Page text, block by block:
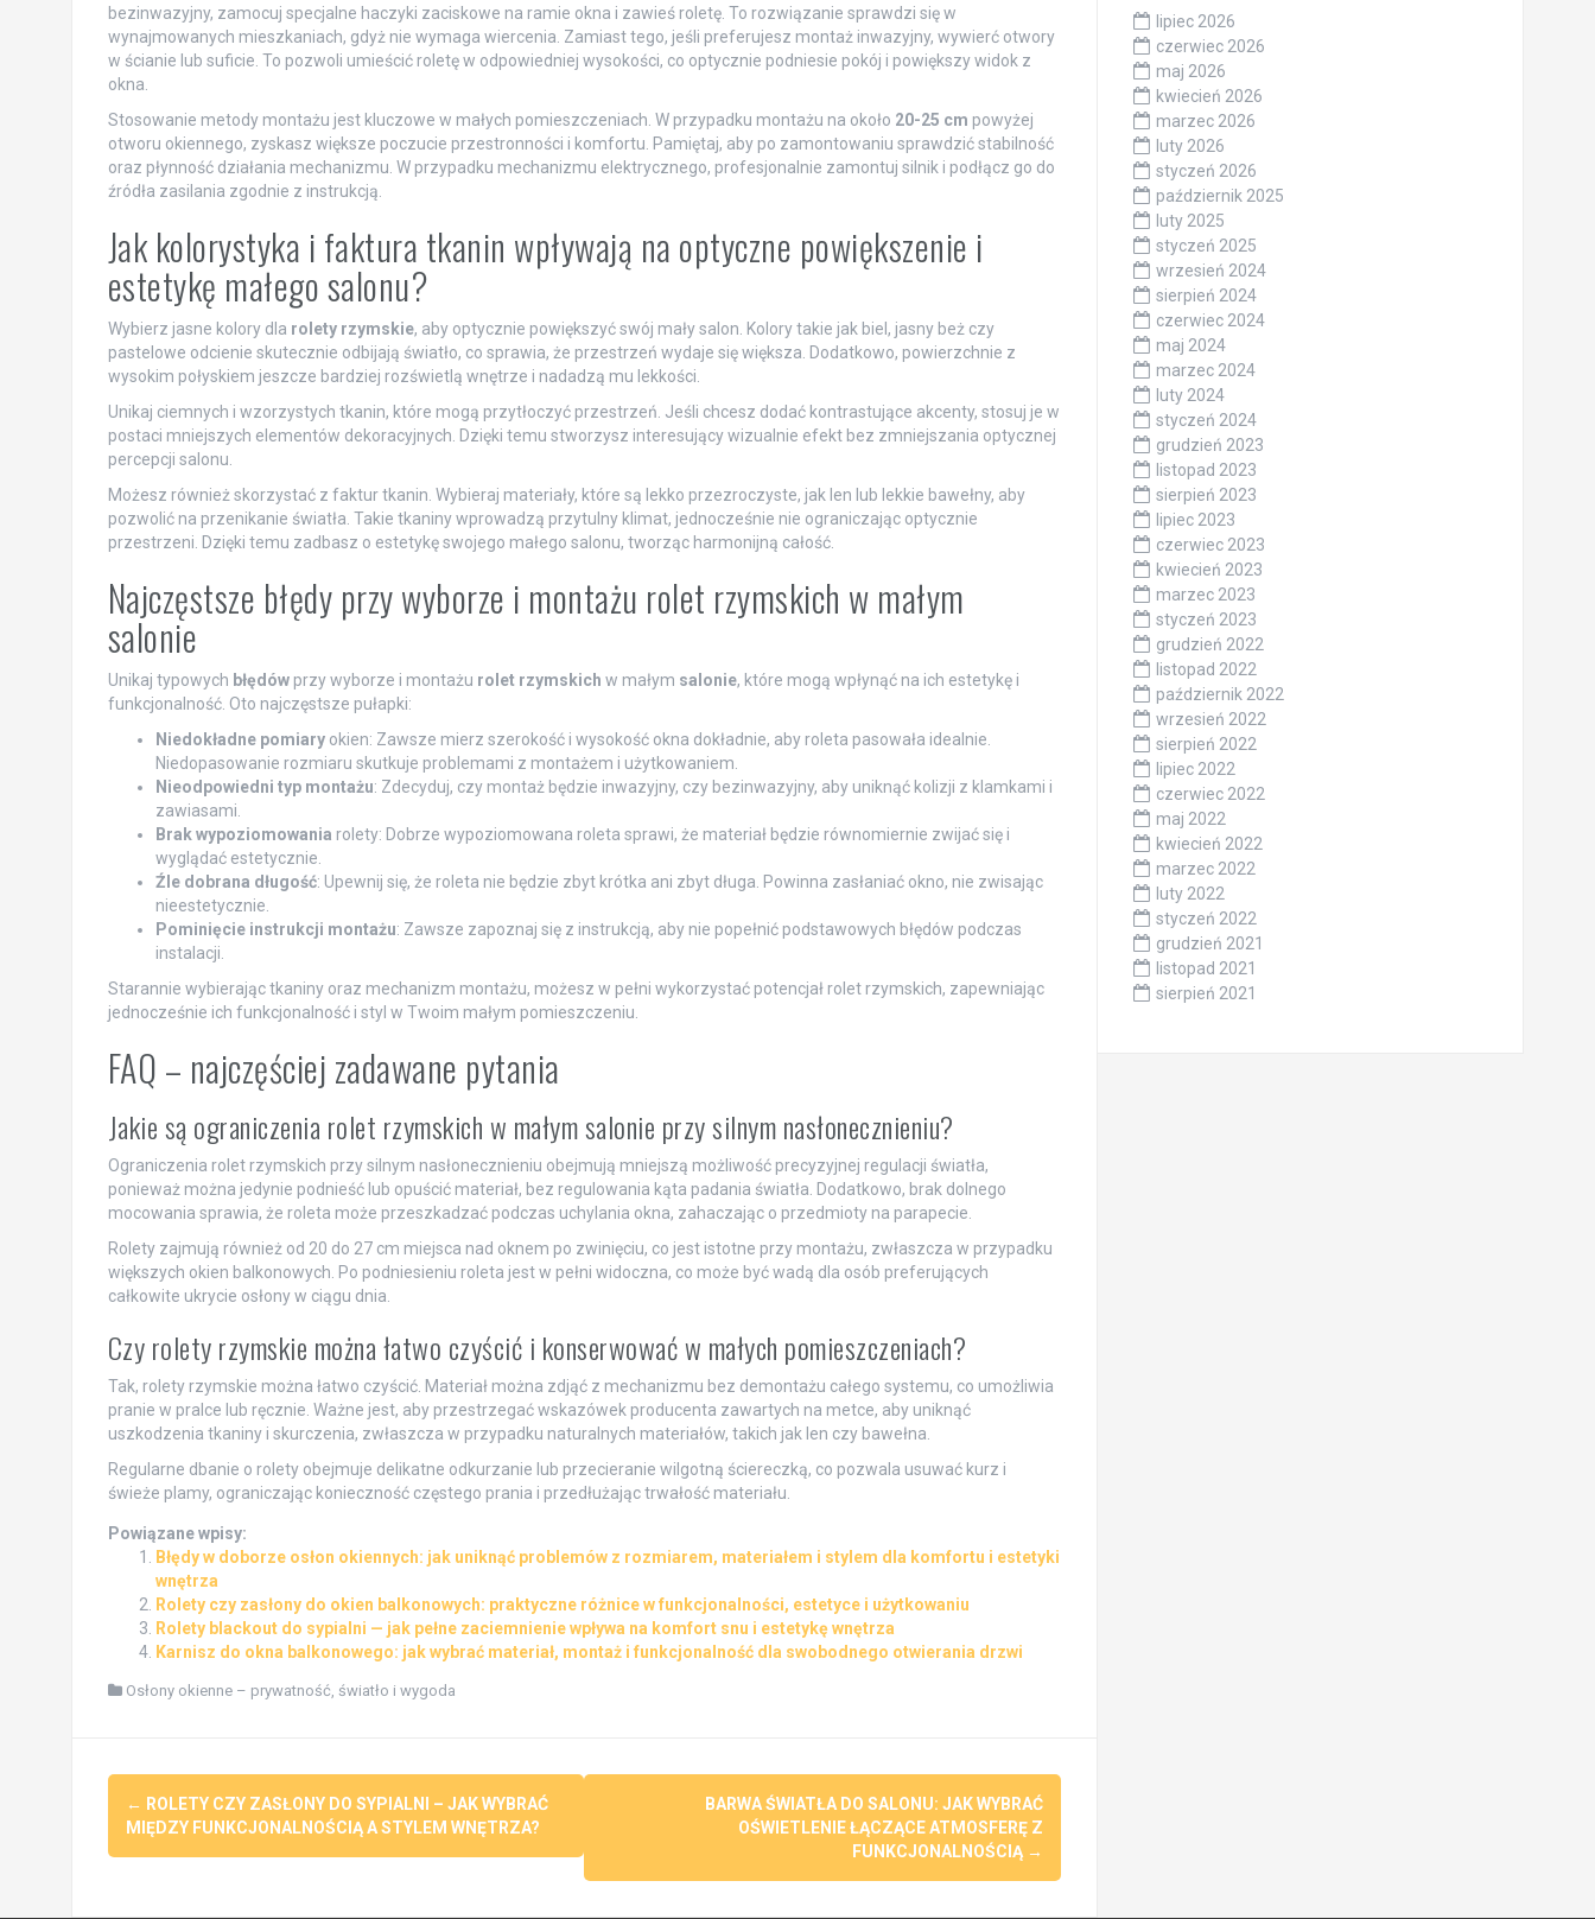
bezinwazyjny, zamocuj specjalne haczyki zaciskowe na ramie okna i zawieś roletę. To rozwiązanie sprawdzi się w
wynajmowanych mieszkaniach, gdyż nie wymaga wiercenia. Zamiast tego, jeśli preferujesz montaż inwazyjny, wywierć otwory
w ścianie lub suficie. To pozwoli umieścić roletę w odpowiedniej wysokości, co optycznie podniesie pokój i powiększy widok z
okna.
Stosowanie metody montażu jest kluczowe w małych pomieszczeniach. W przypadku montażu na około 20-25 cm powyżej
otworu okiennego, zyskasz większe poczucie przestronności i komfortu. Pamiętaj, aby po zamontowaniu sprawdzić stabilność
oraz płynność działania mechanizmu. W przypadku mechanizmu elektrycznego, profesjonalnie zamontuj silnik i podłącz go do
źródła zasilania zgodnie z instrukcją.
Jak kolorystyka i faktura tkanin wpływają na optyczne powiększenie i
estetykę małego salonu?
Wybierz jasne kolory dla rolety rzymskie, aby optycznie powiększyć swój mały salon. Kolory takie jak biel, jasny beż czy
pastelowe odcienie skutecznie odbijają światło, co sprawia, że przestrzeń wydaje się większa. Dodatkowo, powierzchnie z
wysokim połyskiem jeszcze bardziej rozświetlą wnętrze i nadadzą mu lekkości.
Unikaj ciemnych i wzorzystych tkanin, które mogą przytłoczyć przestrzeń. Jeśli chcesz dodać kontrastujące akcenty, stosuj je w
postaci mniejszych elementów dekoracyjnych. Dzięki temu stworzysz interesujący wizualnie efekt bez zmniejszania optycznej
percepcji salonu.
Możesz również skorzystać z faktur tkanin. Wybieraj materiały, które są lekko przezroczyste, jak len lub lekkie bawełny, aby
pozwolić na przenikanie światła. Takie tkaniny wprowadzą przytulny klimat, jednocześnie nie ograniczając optycznie
przestrzeni. Dzięki temu zadbasz o estetykę swojego małego salonu, tworząc harmonijną całość.
Najczęstsze błędy przy wyborze i montażu rolet rzymskich w małym
salonie
Unikaj typowych błędówprzy wyborze i montażu rolet rzymskich w małym salonie, które mogą wpłynąć na ich estetykę i
funkcjonalność. Oto najczęstsze pułapki:
Niedokładne pomiaryokien: Zawsze mierz szerokość i wysokość okna dokładnie, aby roleta pasowała idealnie.
Niedopasowanie rozmiaru skutkuje problemami z montażem i użytkowaniem.
Nieodpowiedni typ montażu: Zdecyduj, czy montaż będzie inwazyjny, czy bezinwazyjny, aby uniknąć kolizji z klamkami i
zawiasami.
Brak wypoziomowania rolety: Dobrze wypoziomowana roleta sprawi, że materiał będzie równomiernie zwijać się i
wyglądać estetycznie.
Źle dobrana długość: Upewnij się, że roleta nie będzie zbyt krótka ani zbyt długa. Powinna zasłaniać okno, nie zwisając
nieestetycznie.
Pominięcie instrukcji montażu: Zawsze zapoznaj się z instrukcją, aby nie popełnić podstawowych błędów podczas
instalacji.
Starannie wybierając tkaniny oraz mechanizm montażu, możesz w pełni wykorzystać potencjał rolet rzymskich, zapewniając
jednocześnie ich funkcjonalność i styl w Twoim małym pomieszczeniu.
FAQ – najczęściej zadawane pytania
Jakie są ograniczenia rolet rzymskich w małym salonie przy silnym nasłonecznieniu?
Ograniczenia rolet rzymskich przy silnym nasłonecznieniu obejmują mniejszą możliwość precyzyjnej regulacji światła,
ponieważ można jedynie podnieść lub opuścić materiał, bez regulowania kąta padania światła. Dodatkowo, brak dolnego
mocowania sprawia, że roleta może przeszkadzać podczas uchylania okna, zahaczając o przedmioty na parapecie.
Rolety zajmują również od 20 do 27 cm miejsca nad oknem po zwinięciu, co jest istotne przy montażu, zwłaszcza w przypadku
większych okien balkonowych. Po podniesieniu roleta jest w pełni widoczna, co może być wadą dla osób preferujących
całkowite ukrycie osłony w ciągu dnia.
Czy rolety rzymskie można łatwo czyścić i konserwować w małych pomieszczeniach?
Tak, rolety rzymskie można łatwo czyścić. Materiał można zdjąć z mechanizmu bez demontażu całego systemu, co umożliwia
pranie w pralce lub ręcznie. Ważne jest, aby przestrzegać wskazówek producenta zawartych na metce, aby uniknąć
uszkodzenia tkaniny i skurczenia, zwłaszcza w przypadku naturalnych materiałów, takich jak len czy bawełna.
Regularne dbanie o rolety obejmuje delikatne odkurzanie lub przecieranie wilgotną ściereczką, co pozwala usuwać kurz i
świeże plamy, ograniczając konieczność częstego prania i przedłużając trwałość materiału.
Powiązane wpisy:
Błędy w doborze osłon okiennych: jak uniknąć problemów z rozmiarem, materiałem i stylem dla komfortu i estetyki
wnętrza
Rolety czy zasłony do okien balkonowych: praktyczne różnice w funkcjonalności, estetyce i użytkowaniu
Rolety blackout do sypialni — jak pełne zaciemnienie wpływa na komfort snu i estetykę wnętrza
Karnisz do okna balkonowego: jak wybrać materiał, montaż i funkcjonalność dla swobodnego otwierania drzwi
Osłony okienne – prywatność, światło i wygoda
Post
navigation
← ROLETY CZY ZASŁONY DO SYPIALNI – JAK WYBRAĆ
MIĘDZY FUNKCJONALNOŚCIĄ A STYLEM WNĘTRZA?
BARWA ŚWIATŁA DO SALONU: JAK WYBRAĆ
OŚWIETLENIE ŁĄCZĄCE ATMOSFERĘ Z
FUNKCJONALNOŚCIĄ →
lipiec 2026
czerwiec 2026
maj 2026
kwiecień 2026
marzec 2026
luty 2026
styczeń 2026
październik 2025
luty 2025
styczeń 2025
wrzesień 2024
sierpień 2024
czerwiec 2024
maj 2024
marzec 2024
luty 2024
styczeń 2024
grudzień 2023
listopad 2023
sierpień 2023
lipiec 2023
czerwiec 2023
kwiecień 2023
marzec 2023
styczeń 2023
grudzień 2022
listopad 2022
październik 2022
wrzesień 2022
sierpień 2022
lipiec 2022
czerwiec 2022
maj 2022
kwiecień 2022
marzec 2022
luty 2022
styczeń 2022
grudzień 2021
listopad 2021
sierpień 2021